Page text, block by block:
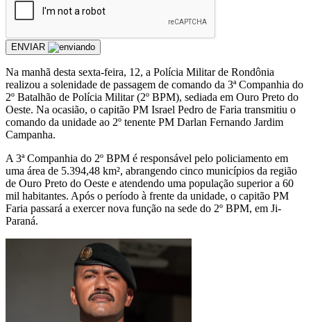
ENVIAR
Na manhã desta sexta-feira, 12, a Polícia Militar de Rondônia
realizou a solenidade de passagem de comando da 3ª Companhia do
2º Batalhão de Polícia Militar (2º BPM), sediada em Ouro Preto do
Oeste. Na ocasião, o capitão PM Israel Pedro de Faria transmitiu o
comando da unidade ao 2º tenente PM Darlan Fernando Jardim
Campanha.
A 3ª Companhia do 2º BPM é responsável pelo policiamento em
uma área de 5.394,48 km², abrangendo cinco municípios da região
de Ouro Preto do Oeste e atendendo uma população superior a 60
mil habitantes. Após o período à frente da unidade, o capitão PM
Faria passará a exercer nova função na sede do 2º BPM, em Ji-
Paraná.